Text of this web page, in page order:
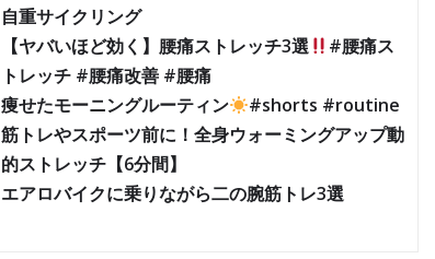
自重サイクリング
【ヤバいほど効く】腰痛ストレッチ3選
#腰痛ス
トレッチ #腰痛改善 #腰痛
痩せたモーニングルーティン
#shorts #routine
筋トレやスポーツ前に！全身ウォーミングアップ動
的ストレッチ【6分間】
エアロバイクに乗りながら二の腕筋トレ3選